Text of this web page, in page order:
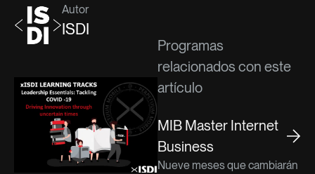
Autor
ISDI
Programas
relacionados con este
artículo
MIB Master Internet
Business
Nueve meses que cambiarán